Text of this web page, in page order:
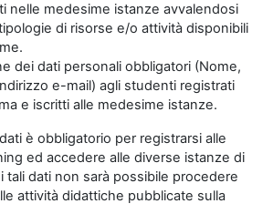
nelle medesime istanze avvalendosi
di risorse e/o attività disponibili
dei dati personali obbligatori (Nome,
e-mail) agli studenti registrati
e iscritti alle medesime istanze.
è obbligatorio per registrarsi alle
ed accedere alle diverse istanze di
tali dati non sarà possibile procedere
attività didattiche pubblicate sulla